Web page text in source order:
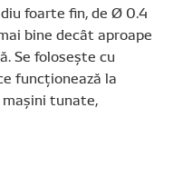
foarte fin, de Ø 0.4
bine decât aproape
Se foloseşte cu
funcţionează la
tunate,